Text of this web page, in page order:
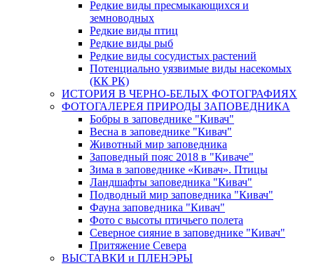
Редкие виды пресмыкающихся и
земноводных
Редкие виды птиц
Редкие виды рыб
Редкие виды сосудистых растений
Потенциально уязвимые виды насекомых
(КК РК)
ИСТОРИЯ В ЧЕРНО-БЕЛЫХ ФОТОГРАФИЯХ
ФОТОГАЛЕРЕЯ ПРИРОДЫ ЗАПОВЕДНИКА
Бобры в заповеднике "Кивач"
Весна в заповеднике "Кивач"
Животный мир заповедника
Заповедный пояс 2018 в "Киваче"
Зима в заповеднике «Кивач». Птицы
Ландшафты заповедника "Кивач"
Подводный мир заповедника "Кивач"
Фауна заповедника "Кивач"
Фото с высоты птичьего полета
Северное сияние в заповеднике "Кивач"
Притяжение Севера
ВЫСТАВКИ и ПЛЕНЭРЫ